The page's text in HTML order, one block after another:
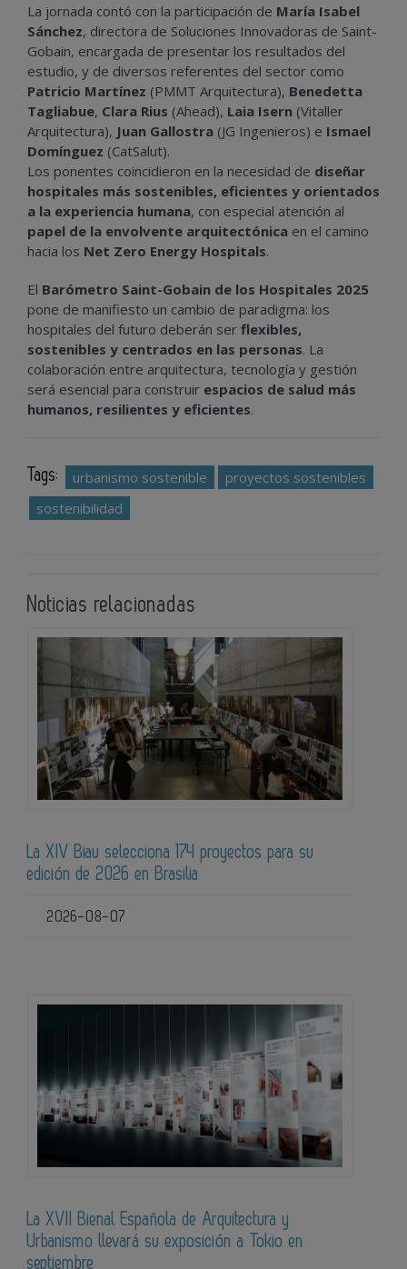
La jornada contó con la participación de María Isabel
Sánchez, directora de Soluciones Innovadoras de Saint-
Gobain, encargada de presentar los resultados del
estudio, y de diversos referentes del sector como
Patricio Martínez (PMMT Arquitectura), Benedetta
Tagliabue, Clara Rius (Ahead), Laia Isern (Vitaller
Arquitectura), Juan Gallostra (JG Ingenieros) e Ismael
Domínguez (CatSalut).
Los ponentes coincidieron en la necesidad de diseñar
hospitales más sostenibles, eficientes y orientados
a la experiencia humana, con especial atención al
papel de la envolvente arquitectónica en el camino
hacia los Net Zero Energy Hospitals.
El Barómetro Saint-Gobain de los Hospitales 2025
pone de manifiesto un cambio de paradigma: los
hospitales del futuro deberán ser flexibles,
sostenibles y centrados en las personas. La
colaboración entre arquitectura, tecnología y gestión
será esencial para construir espacios de salud más
humanos, resilientes y eficientes.
Tags: urbanismo sostenible
proyectos sostenibles
sostenibilidad
Noticias relacionadas
La XIV Biau selecciona 174 proyectos para su
edición de 2026 en Brasilia
2026-08-07
La XVII Bienal Española de Arquitectura y
Urbanismo llevará su exposición a Tokio en
septiembre